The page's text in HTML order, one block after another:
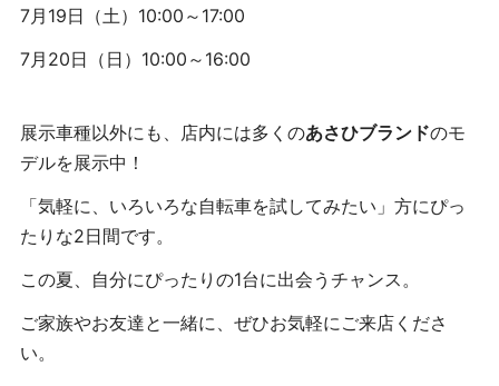
7月19日（土）10:00～17:00
7月20日（日）10:00～16:00
展示車種以外にも、店内には多くのあさひブランドのモ
デルを展示中！
「気軽に、いろいろな自転車を試してみたい」方にぴっ
たりな2日間です。
この夏、自分にぴったりの1台に出会うチャンス。
ご家族やお友達と一緒に、ぜひお気軽にご来店くださ
い。